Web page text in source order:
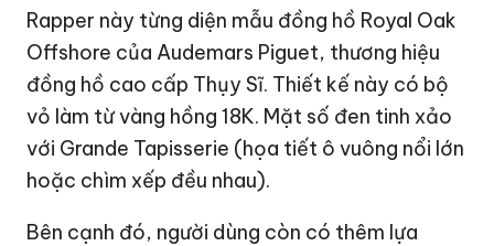
Rapper này từng diện mẫu đồng hồ Royal Oak
Offshore của Audemars Piguet, thương hiệu
đồng hồ cao cấp Thụy Sĩ. Thiết kế này có bộ
vỏ làm từ vàng hồng 18K. Mặt số đen tinh xảo
với Grande Tapisserie (họa tiết ô vuông nổi lớn
hoặc chìm xếp đều nhau).
Bên cạnh đó, người dùng còn có thêm lựa